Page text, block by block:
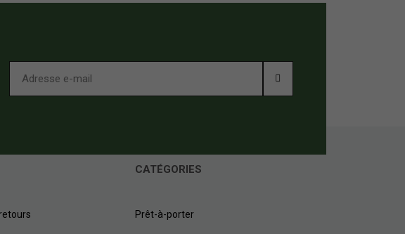
à celui qui en porte ! Il est très pratique à porter sous un jogging, ou
le caleçon évite les frottements, et garanti donc un bien être maximal.
proposent des gammes sous-vêtements spécialisées dans le sport.
la peau lors de l'effort, et donc d'éviter de se sentir mouillé par la
CATÉGORIES
Prêt-à-porter